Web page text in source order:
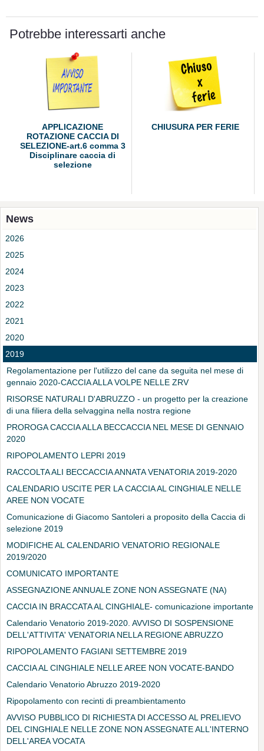
Potrebbe interessarti anche
APPLICAZIONE
ROTAZIONE CACCIA DI
SELEZIONE-art.6 comma 3
Disciplinare caccia di
selezione
CHIUSURA PER FERIE
News
2026
2025
2024
2023
2022
2021
2020
2019
Regolamentazione per l'utilizzo del cane da seguita nel mese di
gennaio 2020-CACCIA ALLA VOLPE NELLE ZRV
RISORSE NATURALI D'ABRUZZO - un progetto per la creazione
di una filiera della selvaggina nella nostra regione
PROROGA CACCIA ALLA BECCACCIA NEL MESE DI GENNAIO
2020
RIPOPOLAMENTO LEPRI 2019
RACCOLTA ALI BECCACCIA ANNATA VENATORIA 2019-2020
CALENDARIO USCITE PER LA CACCIA AL CINGHIALE NELLE
AREE NON VOCATE
Comunicazione di Giacomo Santoleri a proposito della Caccia di
selezione 2019
MODIFICHE AL CALENDARIO VENATORIO REGIONALE
2019/2020
COMUNICATO IMPORTANTE
ASSEGNAZIONE ANNUALE ZONE NON ASSEGNATE (NA)
CACCIA IN BRACCATA AL CINGHIALE- comunicazione importante
Calendario Venatorio 2019-2020. AVVISO DI SOSPENSIONE
DELL'ATTIVITA' VENATORIA NELLA REGIONE ABRUZZO
RIPOPOLAMENTO FAGIANI SETTEMBRE 2019
CACCIA AL CINGHIALE NELLE AREE NON VOCATE-BANDO
Calendario Venatorio Abruzzo 2019-2020
Ripopolamento con recinti di preambientamento
AVVISO PUBBLICO DI RICHIESTA DI ACCESSO AL PRELIEVO
DEL CINGHIALE NELLE ZONE NON ASSEGNATE ALL'INTERNO
DELL'AREA VOCATA